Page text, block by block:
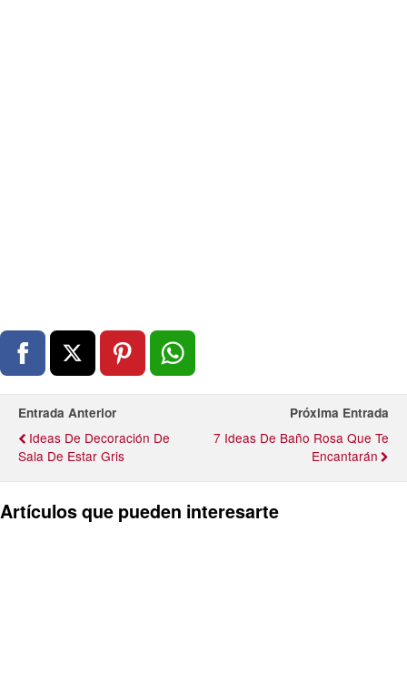
Entrada Anterior
Ideas De Decoración De
Sala De Estar Gris
Próxima Entrada
7 Ideas De Baño Rosa Que Te
Encantarán
Artículos que pueden interesarte